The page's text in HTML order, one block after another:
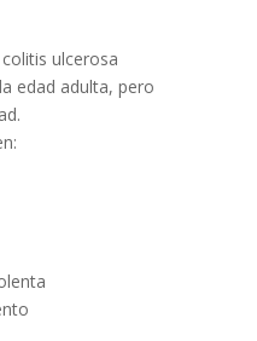
ulcerosa
edad adulta, pero